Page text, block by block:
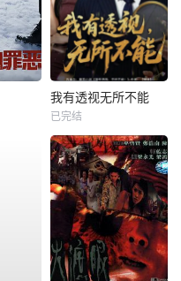
我有透视无所不能
已完结